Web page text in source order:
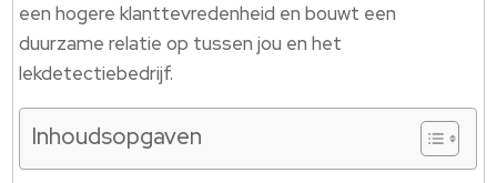
een hogere klanttevredenheid en bouwt een
duurzame relatie op tussen jou en het
lekdetectiebedrijf.
Inhoudsopgaven